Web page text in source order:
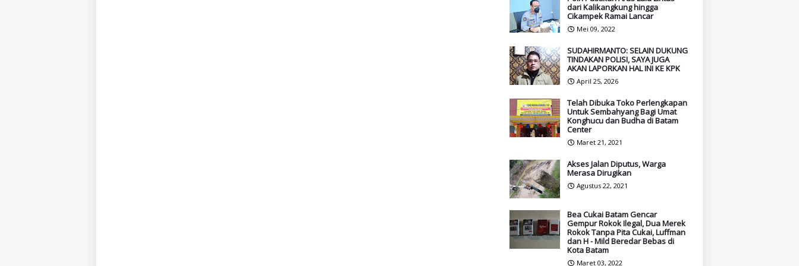
dari Kalikangkung hingga
Cikampek Ramai Lancar
Mei 09, 2022
SUDAHIRMANTO: SELAIN DUKUNG
TINDAKAN POLISI, SAYA JUGA
AKAN LAPORKAN HAL INI KE KPK
April 25, 2026
Telah Dibuka Toko Perlengkapan
Untuk Sembahyang Bagi Umat
Konghucu dan Budha di Batam
Center
Maret 21, 2021
Akses Jalan Diputus, Warga
Merasa Dirugikan
Agustus 22, 2021
Bea Cukai Batam Gencar
Gempur Rokok Ilegal, Dua Merek
Rokok Tanpa Pita Cukai, Luffman
dan H - Mild Beredar Bebas di
Kota Batam
Maret 03, 2022